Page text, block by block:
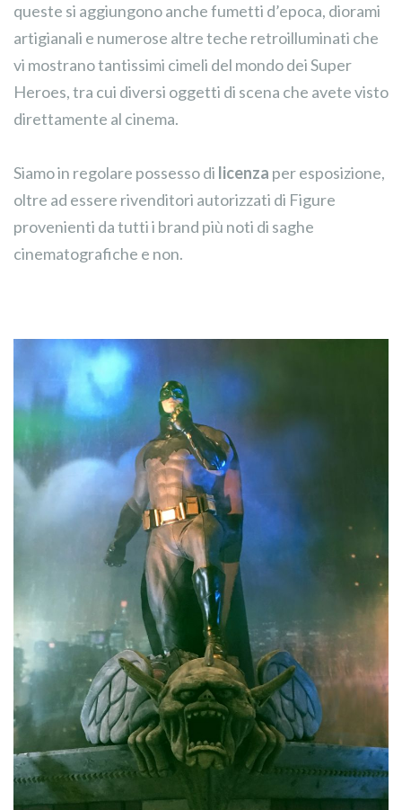
queste si aggiungono anche fumetti d’epoca, diorami
artigianali e numerose altre teche retroilluminati che
vi mostrano tantissimi cimeli del mondo dei Super
Heroes, tra cui diversi oggetti di scena che avete visto
direttamente al cinema.
Siamo in regolare possesso di licenza per esposizione,
oltre ad essere rivenditori autorizzati di Figure
provenienti da tutti i brand più noti di saghe
cinematografiche e non.